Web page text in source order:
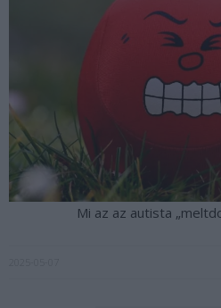
Mi az az autista